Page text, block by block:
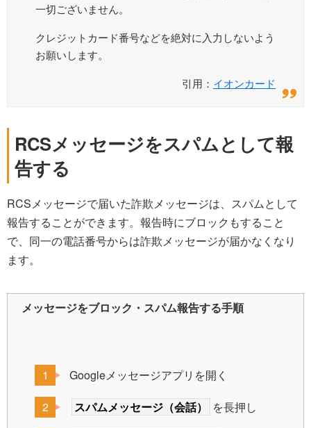
一切ございません。
クレジットカード番号などを絶対に入力しないよう
お願いします。
引用： イオンカード
RCSメッセージをスパムとして報
告する
RCSメッセージで届いた詐欺メッセージは、スパムとして
報告することができます。報告時にブロックもすること
で、同一の電話番号からは詐欺メッセージが届かなくなり
ます。
メッセージをブロック・スパム報告する手順
Googleメッセージアプリを開く
スパムメッセージ（会話）
を長押し